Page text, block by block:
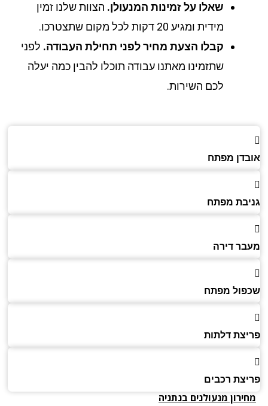
שאלו על זמינות המנעולן.הצוות שלנו זמין
מידית ומגיע 20 דקות לכל מקום שתצטרכו.
קבלו הצעת מחיר לפני תחילת העבודה.לפני
שתזמינו מאתנו עבודה תוכלו להבין כמה יעלה
לכם השירות.
מפתח
מפתח
דירה
מפתח
דלתות
רכבים
מנעולנים בנתניה